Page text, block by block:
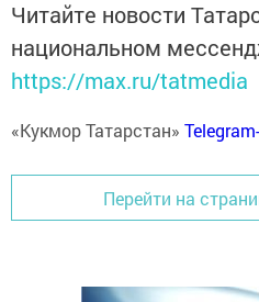
Читайте новости
национальном
https://max.ru/tatmedia
«Кукмор Татарстан»
Перейти на